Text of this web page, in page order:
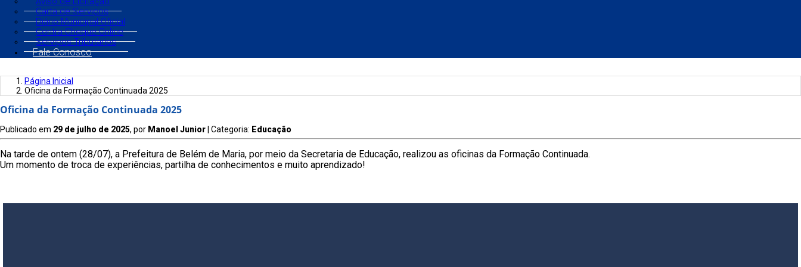
Carta de Serviços
Diário Municipal Oficial
Contra Cheque Online
Serviços Tributários
Fale Conosco
Página Inicial
Oficina da Formação Continuada 2025
Oficina da Formação Continuada 2025
Publicado em 29 de julho de 2025, por Manoel Junior | Categoria: Educação
Na tarde de ontem (28/07), a Prefeitura de Belém de Maria, por meio da Secretaria de Educação, realizou as oficinas da Formação Continuada.
Um momento de troca de experiências, partilha de conhecimentos e muito aprendizado!